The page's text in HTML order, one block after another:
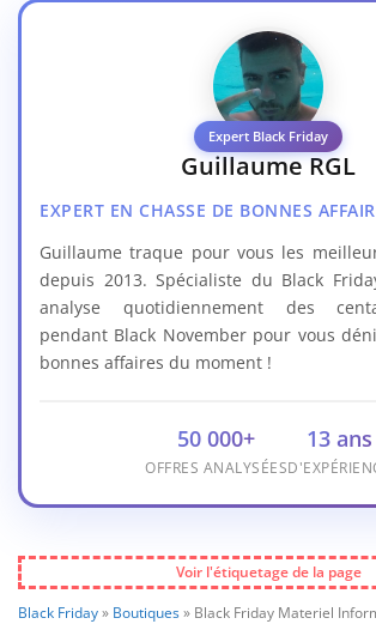
Expert Black Friday
Guillaume RGL
EXPERT EN CHASSE DE BONNES
Guillaume traque pour vous les
depuis 2013. Spécialiste du Black
analyse quotidiennement des
pendant Black November pour vous
bonnes affaires du moment !
50 000+
OFFRES ANALYSÉES
13 ans
Voir l'étiquetage de la page
Black Friday» Boutiques» Black Friday Materiel